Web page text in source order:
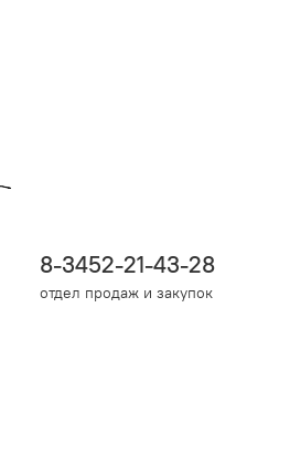
8-3452-21-43-28
отдел продаж и закупок